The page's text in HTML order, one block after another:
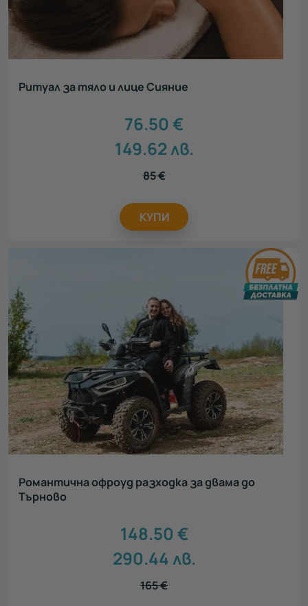
Ритуал за тяло и лице Сияние
76.50 €
149.62лв.
85€
КУПИ
Романтична офроуд разходка за двама до
Търново
148.50 €
290.44лв.
165€